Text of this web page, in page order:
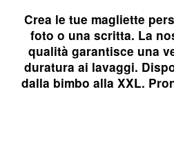
Crea le tue magliette
foto o una scritta. La
qualità garantisce una
duratura ai lavaggi.
dalla bimbo alla XXL.